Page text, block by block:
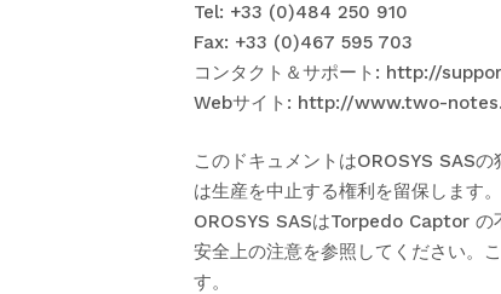
Tel: +33 (0)484 250 910
Fax: +33 (0)467 595 703
コンタクト＆サポート: http://
Webサイト: http://www.two-
このドキュメントはOROSYS SAS
は生産を中止する権利を留保します。
OROSYS SASはTorpedo Captor の
安全上の注意を参照してください。
す。